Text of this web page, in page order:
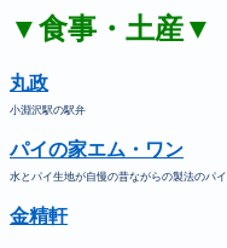
▼食事・土産▼
丸政
小淵沢駅の駅弁
パイの家エム・ワン
水とパイ生地が自慢の昔ながらの製法のパイ
金精軒